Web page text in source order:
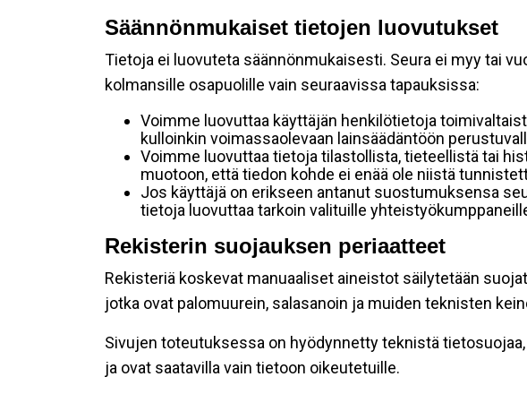
Säännönmukaiset tietojen luovutukset
Tietoja ei luovuteta säännönmukaisesti. Seura ei myy tai
kolmansille osapuolille vain seuraavissa tapauksissa:
Voimme luovuttaa käyttäjän henkilötietoja
kulloinkin voimassaolevaan lainsäädäntöön
Voimme luovuttaa tietoja tilastollista, tieteellistä tai
muotoon, että tiedon kohde ei enää ole niistä
Jos käyttäjä on erikseen antanut suostumuksensa
tietoja luovuttaa tarkoin valituille
Rekisterin suojauksen periaatteet
Rekisteriä koskevat manuaaliset aineistot säilytetään
jotka ovat palomuurein, salasanoin ja muiden teknisten
Sivujen toteutuksessa on hyödynnetty teknistä
ja ovat saatavilla vain tietoon oikeutetuille.